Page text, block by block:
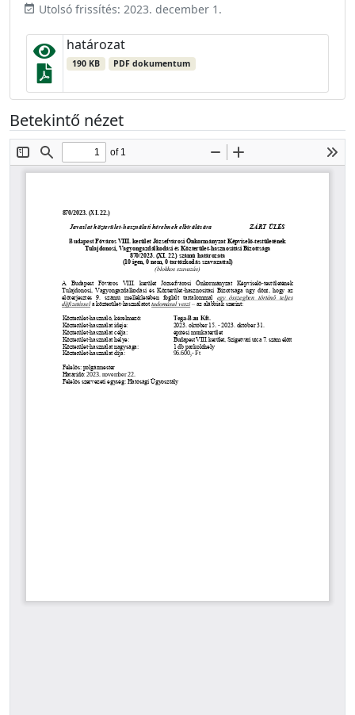
event_available Utolsó frissítés: 2023. december 1.
határozat
190 KB PDF dokumentum
Betekintő nézet